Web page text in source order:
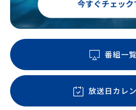
番組一覧
放送日カレ